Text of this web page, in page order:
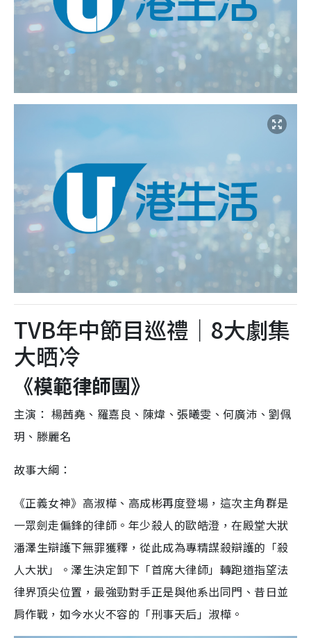
TVB年中節目巡禮｜8大劇集
大晒冷
《模範律師團》
主演： 楊茜堯、羅嘉良、陳煒、張曦雯、何廣沛、劉佩
玥、滕麗名
故事大綱：
《正義女神》高淑樺、高成彬再度登場，這次主角群是
一眾劍走偏鋒的律師。年少殺人的歐皓澄，在殿堂大狀
潘澤生辯護下無罪獲釋，從此成為專精謀殺辯護的「殺
人大狀」。澤生決定卸下「首席大律師」轉跑道指望法
律界頂尖位置，最強勁對手正是與他系出同門、昔日並
肩作戰，如今水火不容的「刑事天后」淑樺。